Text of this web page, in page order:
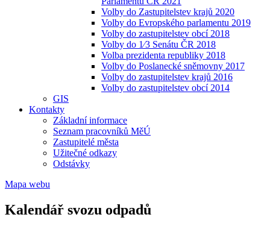
Volby do Zastupitelstev krajů 2020
Volby do Evropského parlamentu 2019
Volby do zastupitelstev obcí 2018
Volby do 1⁄3 Senátu ČR 2018
Volba prezidenta republiky 2018
Volby do Poslanecké sněmovny 2017
Volby do zastupitelstev krajů 2016
Volby do zastupitelstev obcí 2014
GIS
Kontakty
Základní informace
Seznam pracovníků MěÚ
Zastupitelé města
Užitečné odkazy
Odstávky
Mapa webu
Kalendář svozu odpadů